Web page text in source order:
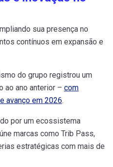
sua presença no
contínuos em expansão e
do grupo registrou um
ao ano anterior – com
avanço em 2026.
por um ecossistema
marcas como Trib Pass,
estratégicas com mais de